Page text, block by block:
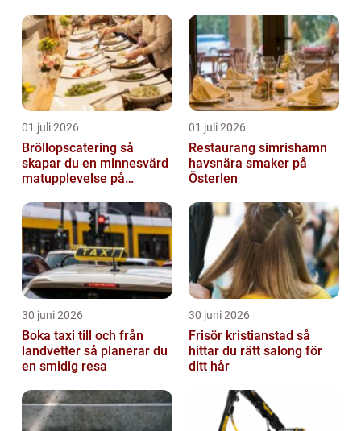
01 juli 2026
Bröllopscatering så
skapar du en minnesvärd
matupplevelse på
01 juli 2026
Restaurang simrishamn
havsnära smaker på
Österlen
30 juni 2026
Boka taxi till och från
landvetter så planerar du
en smidig resa
30 juni 2026
Frisör kristianstad så
hittar du rätt salong för
ditt hår